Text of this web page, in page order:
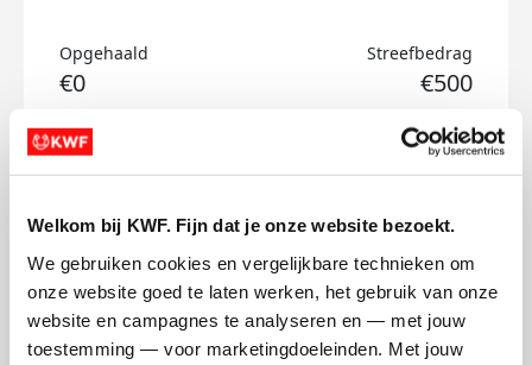
Welkom bij KWF. Fijn dat je onze website bezoekt.
We gebruiken cookies en vergelijkbare technieken om
onze website goed te laten werken, het gebruik van onze
website en campagnes te analyseren en — met jouw
toestemming — voor marketingdoeleinden. Met jouw
Opgehaald
€0
Streefbedrag
€500
Doneer
Floris's badges